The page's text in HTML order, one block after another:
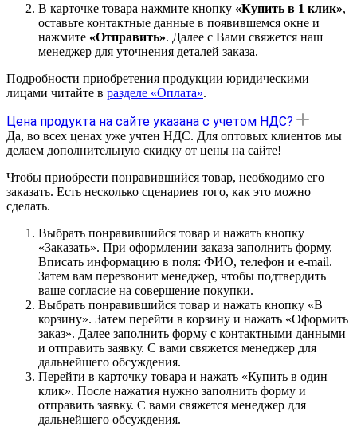
В карточке товара нажмите кнопку «Купить в 1 клик»,
оставьте контактные данные в появившемся окне и
нажмите «Отправить». Далее с Вами свяжется наш
менеджер для уточнения деталей заказа.
Подробности приобретения продукции юридическими
лицами читайте в разделе «Оплата».
Цена продукта на сайте указана с учетом НДС?
Да, во всех ценах уже учтен НДС. Для оптовых клиентов мы
делаем дополнительную скидку от цены на сайте!
Чтобы приобрести понравившийся товар, необходимо его
заказать. Есть несколько сценариев того, как это можно
сделать.
Выбрать понравившийся товар и нажать кнопку
«Заказать». При оформлении заказа заполнить форму.
Вписать информацию в поля: ФИО, телефон и e-mail.
Затем вам перезвонит менеджер, чтобы подтвердить
ваше согласие на совершение покупки.
Выбрать понравившийся товар и нажать кнопку «В
корзину». Затем перейти в корзину и нажать «Оформить
заказ». Далее заполнить форму с контактными данными
и отправить заявку. С вами свяжется менеджер для
дальнейшего обсуждения.
Перейти в карточку товара и нажать «Купить в один
клик». После нажатия нужно заполнить форму и
отправить заявку. С вами свяжется менеджер для
дальнейшего обсуждения.